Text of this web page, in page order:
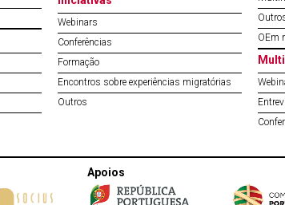
Webinars
Conferências
Formação
Encontros sobre experiências migratórias
Outros
OEm
Apoios